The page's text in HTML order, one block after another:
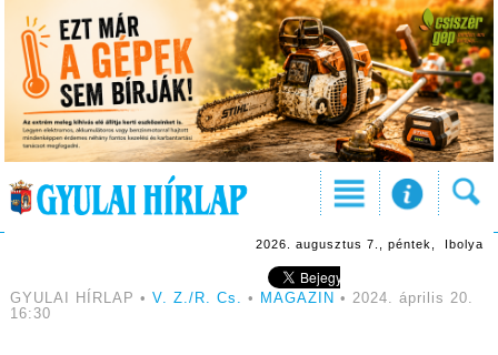
2026. augusztus 7., péntek, Ibolya
GYULAI HÍRLAP • V. Z./R. Cs. • MAGAZIN • 2024. április 20.
16:30